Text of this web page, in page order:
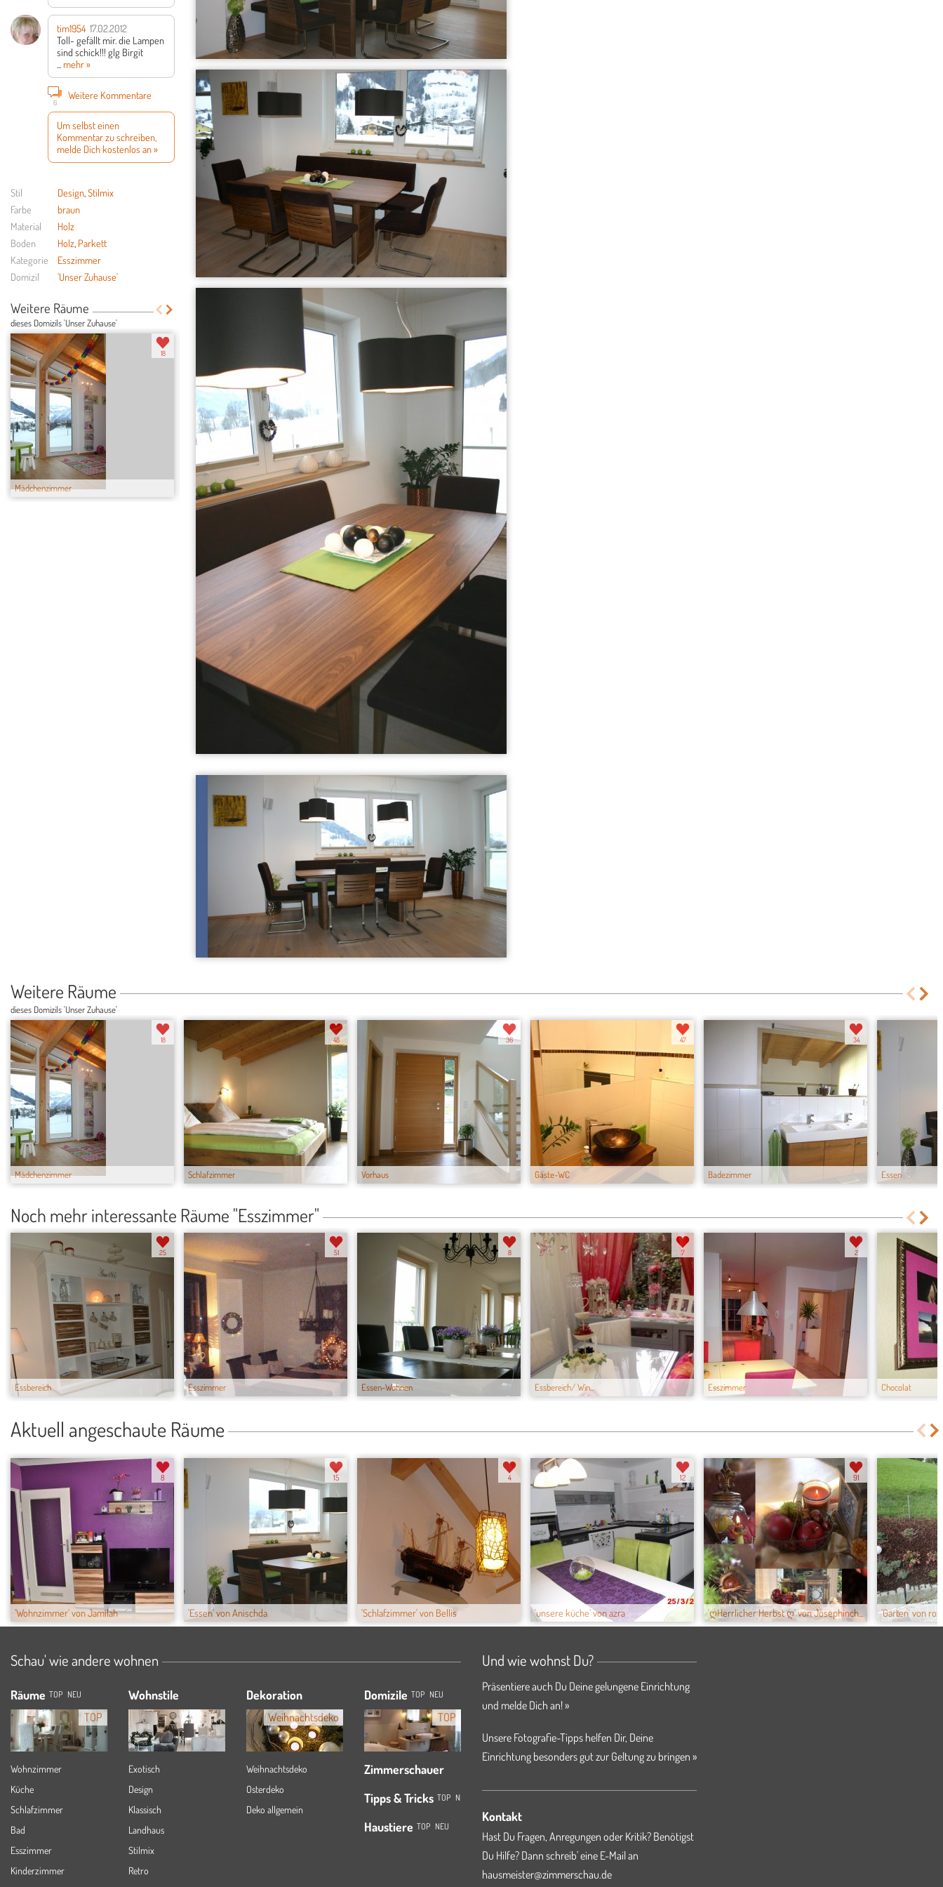
tim1954 17.02.2012
Toll- gefällt mir.die Lampen
sind schick!!! glg Birgit
...mehr »
6
Weitere Kommentare
Um selbst einen
Kommentar zu schreiben,
melde Dich kostenlos an »
Stil Design,Stilmix
Farbe
braun
Material
Holz
Boden
Holz, Parkett
Kategorie
Esszimmer
Domizil
'Unser Zuhause'
Weitere Räume
dieses Domizils 'Unser Zuhause'
Mädchenzimmer
18
Schlafzimmer
48 36
Weitere Räume
dieses Domizils 'Unser Zuhause'
Mädchenzimmer
18
Schlafzimmer
48
Vorhaus
36
Gäste-WC
47
Badezimmer
34
Essen
Noch mehr interessante Räume "Esszimmer"
Essbereich
25
Esszimmer
51
Essen-Wohnen
8
Essbereich/ Win...
7
Esszimmer
2
Chocolat
Aktuell angeschaute Räume
'Wohnzimmer' von Jamilah
8
'Essen' von Anischda
15
'Schlafzimmer' von Bellis
4
'unsere küche' von azra
12
'ღHerrlicher Herbst ღ' von Josephinch...
91
'Garten' von
Schau' wie andere wohnen
Räume TOP NEU
TOP
Wohnzimmer
Küche
Schlafzimmer
Bad
Esszimmer
Kinderzimmer
Wohnstile
Exotisch
Design
Klassisch
Landhaus
Stilmix
Retro
Dekoration
Weihnachtsdeko
Weihnachtsdeko
Osterdeko
Deko allgemein
Domizile TOP NEU
TOP
Zimmerschauer
Tipps & Tricks TOP NEU
Haustiere TOP NEU
Und wie wohnst Du?
Präsentiere auch Du Deine gelungene Einrichtung
und melde Dich an! »
Unsere Fotografie-Tipps helfen Dir, Deine
Einrichtung besonders gut zur Geltung zu bringen »
Kontakt
Hast Du Fragen, Anregungen oder Kritik? Benötigst
Du Hilfe? Dann schreib' eine E-Mail an
hausmeister@zimmerschau.de